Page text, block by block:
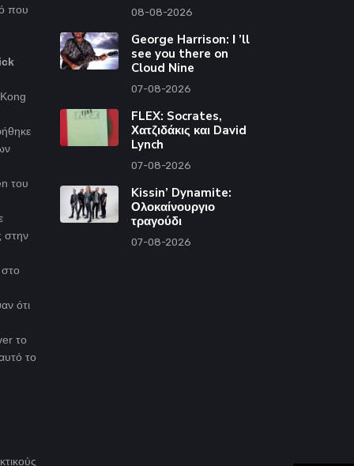
που
του
στην
ότι
το
το
08-08-2026
George Harrison: Ι ’ll
see you there on
Cloud Nine
07-08-2026
FLEX: Socrates,
Χατζιδάκις και David
Lynch
07-08-2026
Kissin’ Dynamite:
Ολοκαίνουργιο
τραγούδι
07-08-2026